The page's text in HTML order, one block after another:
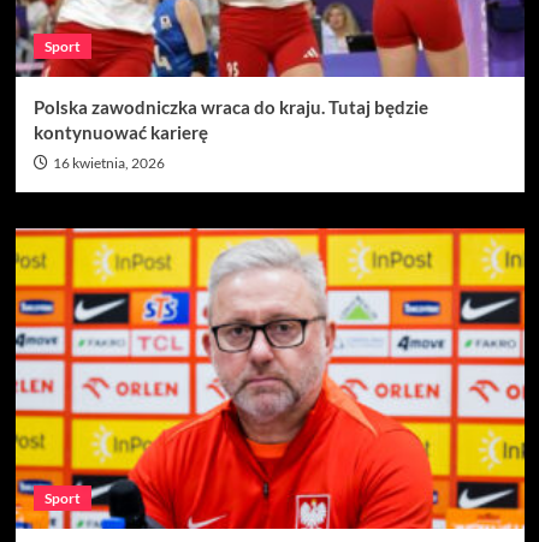
Sport
Polska zawodniczka wraca do kraju. Tutaj będzie
kontynuować karierę
16 kwietnia, 2026
Sport